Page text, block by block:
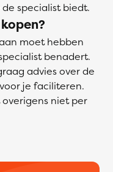
specialist biedt.
moet hebben
benadert.
advies over de
je faciliteren.
niet per